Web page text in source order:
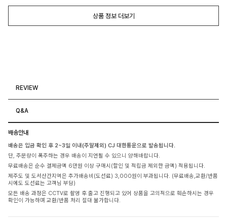
상품 정보 더보기
REVIEW
Q&A
배송안내
배송은 입금 확인 후 2~3일 이내(주말제외) CJ 대한통운으로 발송됩니다.
단, 주문량이 폭주하는 경우 배송이 지연될 수 있으니 양해바랍니다.
무료배송은 순수 결제금액 6만원 이상 구매시(할인 및 적립금 제외한 금액) 적용됩니다.
제주도 및 도서산간지역은 추가배송비(도선료) 3,000원이 부과됩니다. (무료배송,교환/반품
시에도 도선료는 고객님 부담)
모든 배송 과정은 CCTV로 촬영 후 출고 진행되고 있어 상품을 고의적으로 훼손하시는 경우
확인이 가능하며 교환/반품 처리 절대 불가합니다.